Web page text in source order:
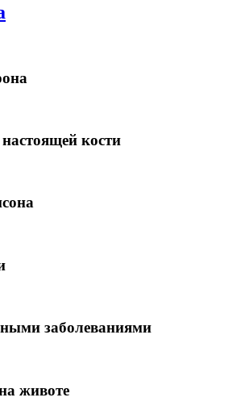
кости
заболеваниями
животе